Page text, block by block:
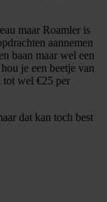
maar Roamler is
aannemen
baan maar wel een
je een beetje van
tot wel €25 per
dat kan toch best